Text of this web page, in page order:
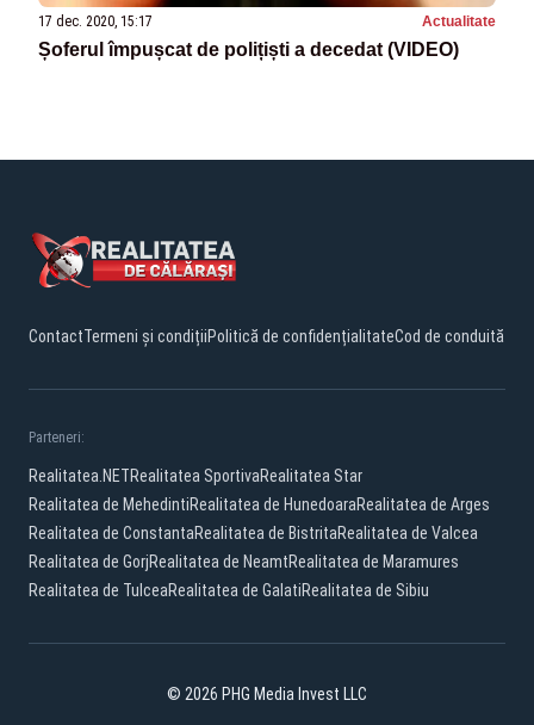
17 dec. 2020, 15:17 Actualitate
Șoferul împușcat de polițiști a decedat (VIDEO)
ContactTermeni și condițiiPolitică de confidențialitateCod de conduită
Parteneri:
Realitatea.NETRealitatea SportivaRealitatea Star
Realitatea de MehedintiRealitatea de HunedoaraRealitatea de Arges
Realitatea de ConstantaRealitatea de BistritaRealitatea de Valcea
Realitatea de GorjRealitatea de NeamtRealitatea de Maramures
Realitatea de TulceaRealitatea de GalatiRealitatea de Sibiu
© 2026 PHG Media Invest LLC